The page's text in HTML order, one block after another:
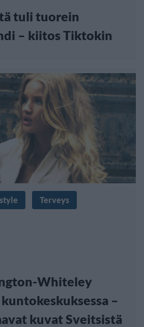
tuli tuorein
– kiitos Tiktokin
Terveys
Whiteley
–
kuvat Sveitsistä